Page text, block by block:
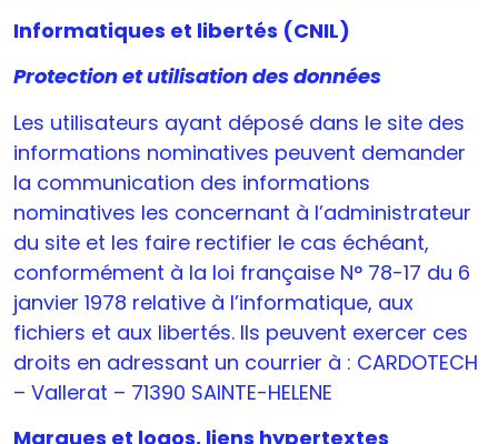
Informatiques et libertés (CNIL)
Protection et utilisation des données
Les utilisateurs ayant déposé dans le site des
informations nominatives peuvent demander
la communication des informations
nominatives les concernant à l’administrateur
du site et les faire rectifier le cas échéant,
conformément à la loi française N° 78-17 du 6
janvier 1978 relative à l’informatique, aux
fichiers et aux libertés. Ils peuvent exercer ces
droits en adressant un courrier à : CARDOTECH
– Vallerat – 71390 SAINTE-HELENE
Marques et logos, liens hypertextes